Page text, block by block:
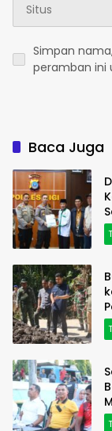
Simpan
peramban ini
Baca Juga